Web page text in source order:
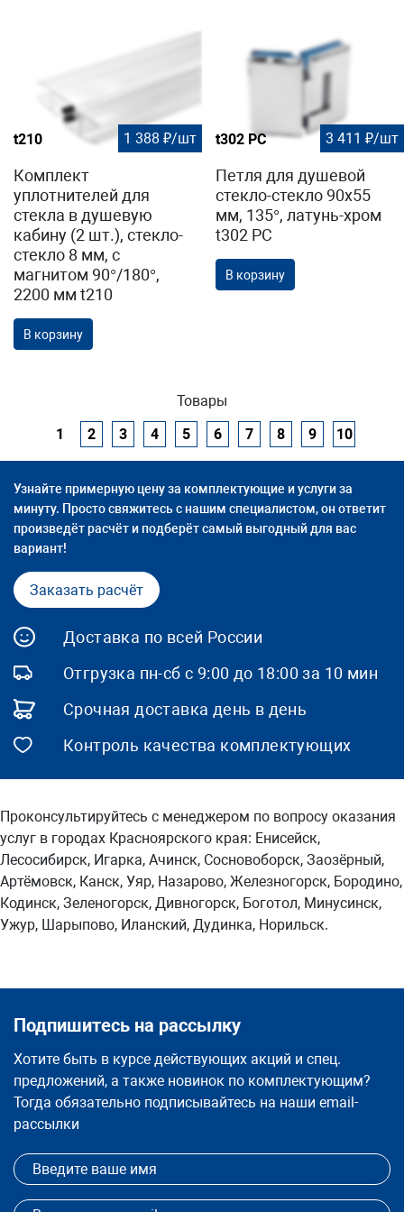
t210 1 388 ₽/шт
Комплект
уплотнителей для
стекла в душевую
кабину (2 шт.), стекло-
стекло 8 мм, с
магнитом 90°/180°,
2200 мм t210
В корзину
t302 PC 3 411 ₽/шт
Петля для душевой
стекло-стекло 90х55
мм, 135°, латунь-хром
t302 PC
В корзину
Товары
1
2 3 4 5 6 7 8 9 10
Узнайте примерную цену за комплектующие и услуги за
минуту. Просто свяжитесь с нашим специалистом, он ответит
произведёт расчёт и подберёт самый выгодный для вас
вариант!
Заказать расчёт
Доставка по всей России
Отгрузка пн-сб с 9:00 до 18:00 за 10 мин
Срочная доставка день в день
Контроль качества комплектующих
Проконсультируйтесь с менеджером по вопросу оказания
услуг в городах Красноярского края: Енисейск,
Лесосибирск, Игарка, Ачинск, Сосновоборск, Заозёрный,
Артёмовск, Канск, Уяр, Назарово, Железногорск, Бородино,
Кодинск, Зеленогорск, Дивногорск, Боготол, Минусинск,
Ужур, Шарыпово, Иланский, Дудинка, Норильск.
Подпишитесь на рассылку
Хотите быть в курсе действующих акций и спец.
предложений, а также новинок по комплектующим?
Тогда обязательно подписывайтесь на наши email-
рассылки